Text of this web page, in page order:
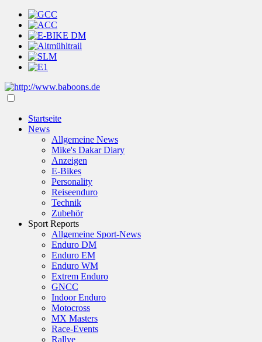
Startseite
News
Allgemeine News
Mike's Dakar Diary
Anzeigen
E-Bikes
Personality
Reiseenduro
Technik
Zubehör
Sport Reports
Allgemeine Sport-News
Enduro DM
Enduro EM
Enduro WM
Extrem Enduro
GNCC
Indoor Enduro
Motocross
MX Masters
Race-Events
Rallye